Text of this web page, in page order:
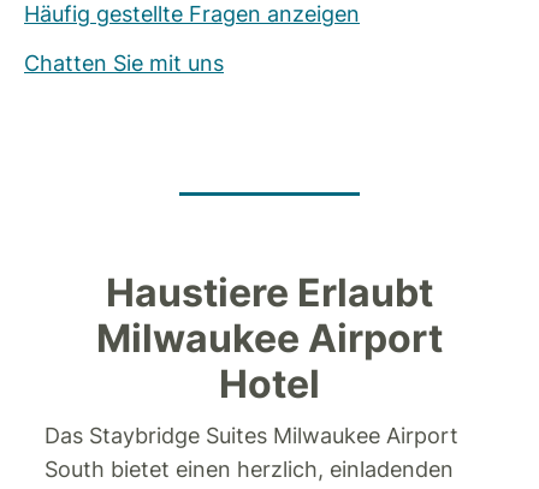
Häufig gestellte Fragen anzeigen
Chatten Sie mit uns
Haustiere Erlaubt
Milwaukee Airport
Hotel
Das Staybridge Suites Milwaukee Airport
South bietet einen herzlich, einladenden